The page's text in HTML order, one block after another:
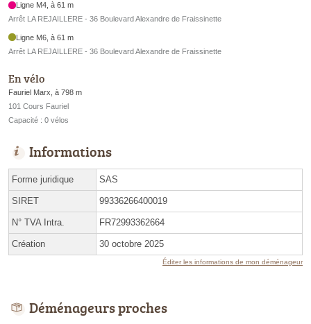
Ligne M4, à 61 m
Arrêt LA REJAILLERE - 36 Boulevard Alexandre de Fraissinette
Ligne M6, à 61 m
Arrêt LA REJAILLERE - 36 Boulevard Alexandre de Fraissinette
En vélo
Fauriel Marx, à 798 m
101 Cours Fauriel
Capacité : 0 vélos
Informations
Forme juridique SAS
SIRET 99336266400019
N° TVA Intra. FR72993362664
Création 30 octobre 2025
Éditer les informations de mon déménageur
Déménageurs proches